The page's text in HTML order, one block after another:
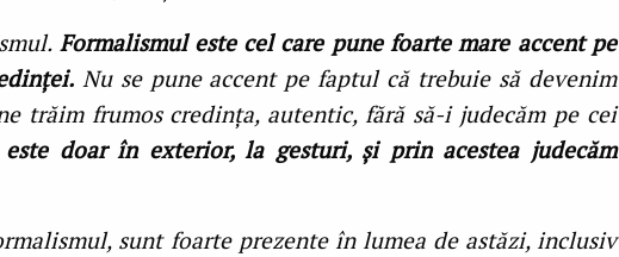
Formalismul este cel care pune foarte mare accent pe
Nu se pune accent pe faptul că trebuie să devenim
trăim frumos credinţa, autentic, fără să-i judecăm pe cei
doar în exterior, la gesturi, şi prin acestea judecăm
sunt foarte prezente în lumea de astăzi, inclusiv